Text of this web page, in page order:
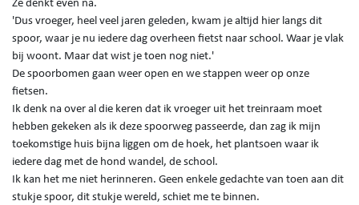
Ze denkt even na.
'Dus vroeger, heel veel jaren geleden, kwam je altijd hier langs dit
spoor, waar je nu iedere dag overheen fietst naar school. Waar je vlak
bij woont. Maar dat wist je toen nog niet.'
De spoorbomen gaan weer open en we stappen weer op onze
fietsen.
Ik denk na over al die keren dat ik vroeger uit het treinraam moet
hebben gekeken als ik deze spoorweg passeerde, dan zag ik mijn
toekomstige huis bijna liggen om de hoek, het plantsoen waar ik
iedere dag met de hond wandel, de school.
Ik kan het me niet herinneren. Geen enkele gedachte van toen aan dit
stukje spoor, dit stukje wereld, schiet me te binnen.